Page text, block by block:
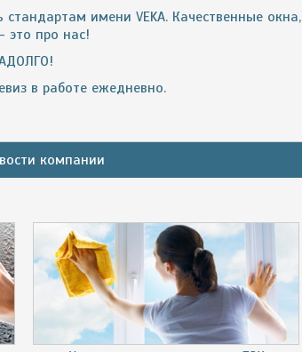
имени VEKA. Качественные окна,
это про нас!
в работе ежедневно.
компании